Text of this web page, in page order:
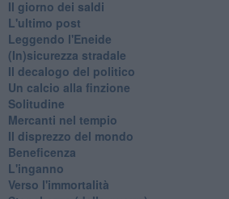
Il giorno dei saldi
L'ultimo post
Leggendo l'Eneide
​(In)sicurezza stradale
Il decalogo del politico
Un calcio alla finzione
Solitudine
Mercanti nel tempio
Il disprezzo del mondo
Beneficenza
L'inganno
Verso l'immortalità